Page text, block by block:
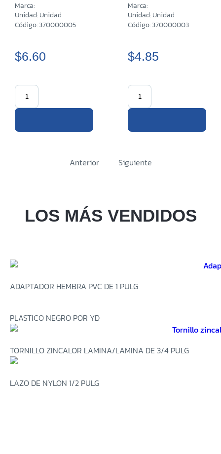
Marca:
Unidad: Unidad
Código: 370000005
$6.60
Marca:
Unidad: Unidad
Código: 370000003
$4.85
Anterior Siguiente
LOS MÁS VENDIDOS
ADAPTADOR HEMBRA PVC DE 1 PULG
PLASTICO NEGRO POR YD
TORNILLO ZINCALOR LAMINA/LAMINA DE 3/4 PULG
LAZO DE NYLON 1/2 PULG